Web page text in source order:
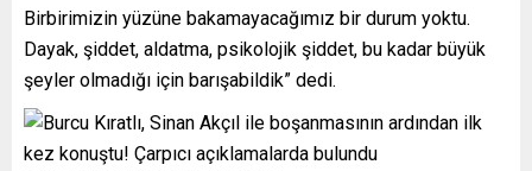
Birbirimizin yüzüne bakamayacağımız bir durum yoktu.
Dayak, şiddet, aldatma, psikolojik şiddet, bu kadar büyük
şeyler olmadığı için barışabildik” dedi.